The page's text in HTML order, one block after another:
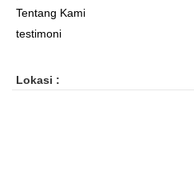
Tentang Kami
testimoni
Lokasi :